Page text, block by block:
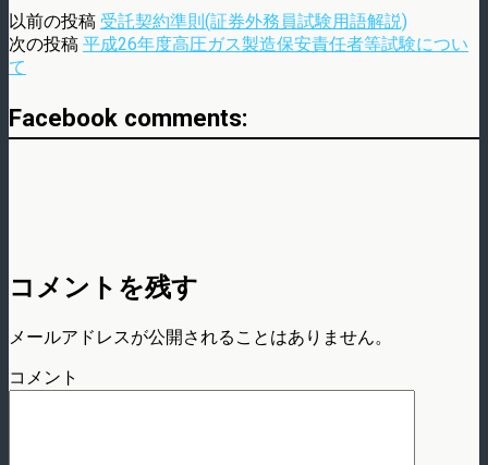
以前の投稿 受託契約準則(証券外務員試験用語解説)
次の投稿 平成26年度高圧ガス製造保安責任者等試験につい
て
Facebook comments:
コメントを残す
メールアドレスが公開されることはありません。
コメント